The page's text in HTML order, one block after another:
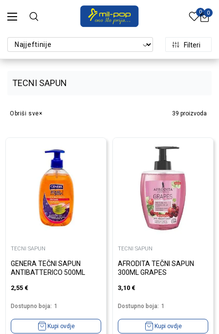
0 0
TECNI SAPUN
Filteri
39 proizvoda
Obriši sve
TECNI SAPUN
GENERA TEČNI SAPUN
ANTIBATTERICO 500ML
2,55 €
Dostupno boja: 1
Kupi ovdje
TECNI SAPUN
AFRODITA TEČNI SAPUN
300ML GRAPES
3,10 €
Dostupno boja: 1
Kupi ovdje